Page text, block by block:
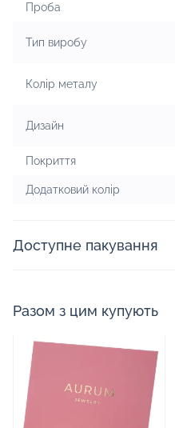
Проба
Тип виробу
Колір металу
Дизайн
Покриття
Додатковий колір
Доступне пакування
Разом з цим купують